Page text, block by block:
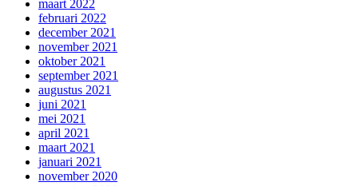
maart 2022
februari 2022
december 2021
november 2021
oktober 2021
september 2021
augustus 2021
juni 2021
mei 2021
april 2021
maart 2021
januari 2021
november 2020